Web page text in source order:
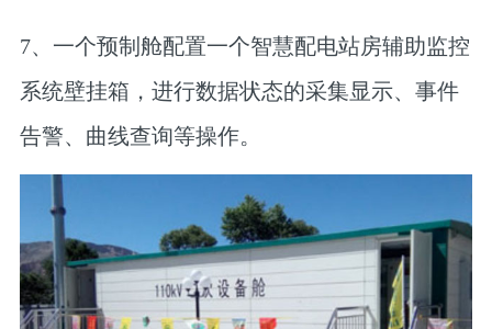
7、一个预制舱配置一个智慧配电站房辅助监控
系统壁挂箱，进行数据状态的采集显示、事件
告警、曲线查询等操作。